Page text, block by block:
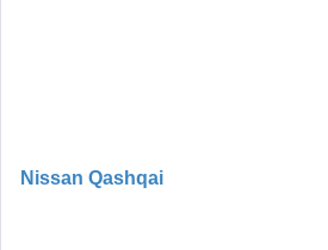
Nissan Qashqai